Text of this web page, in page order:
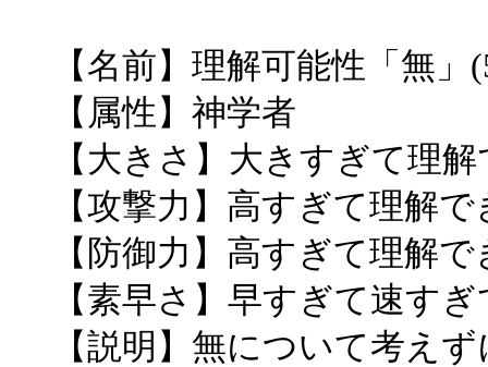
【名前】理解可能性「無」
【属性】神学者
【大きさ】大きすぎて理
【攻撃力】高すぎて理解
【防御力】高すぎて理解
【素早さ】早すぎて速す
【説明】無について考え